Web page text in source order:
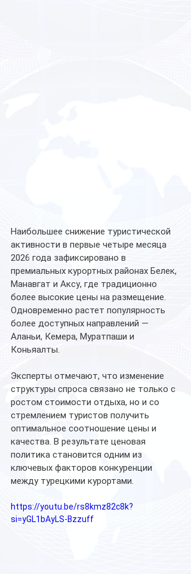
Наибольшее снижение туристической
активности в первые четыре месяца
2026 года зафиксировано в
премиальных курортных районах Белек,
Манавгат и Аксу, где традиционно
более высокие цены на размещение.
Одновременно растет популярность
более доступных направлений —
Аланьи, Кемера, Муратпаши и
Коньяалты.
Эксперты отмечают, что изменение
структуры спроса связано не только с
ростом стоимости отдыха, но и со
стремлением туристов получить
оптимальное соотношение цены и
качества. В результате ценовая
политика становится одним из
ключевых факторов конкуренции
между турецкими курортами.
https://youtu.be/rs8kmz82c8k?
si=yGL1bAyLS-Bzzuff